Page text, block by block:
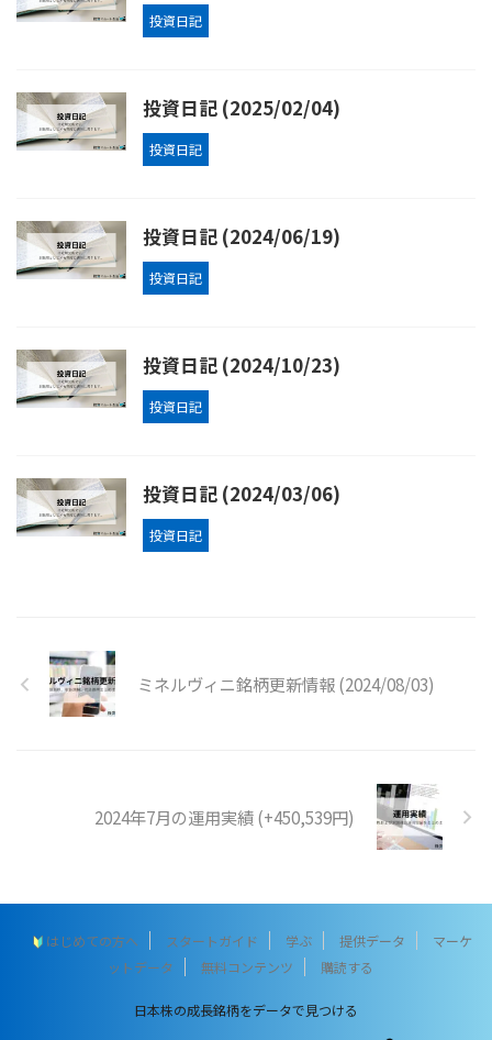
投資日記
投資日記 (2025/02/04)
投資日記
投資日記 (2024/06/19)
投資日記
投資日記 (2024/10/23)
投資日記
投資日記 (2024/03/06)
投資日記
ミネルヴィニ銘柄更新情報 (2024/08/03)
2024年7月の運用実績 (+450,539円)
はじめての方へ スタートガイド 学ぶ 提供データ
マーケ
ットデータ
無料コンテンツ 購読する
日本株の成長銘柄をデータで見つける